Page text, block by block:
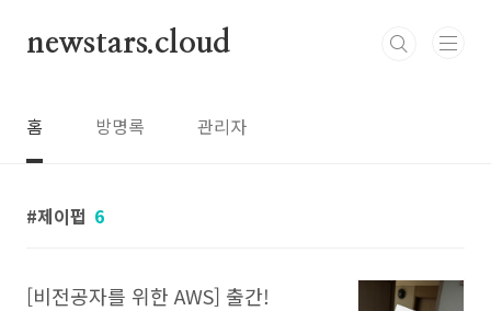
newstars.cloud
홈 방명록 관리자
제이펍 6
[비전공자를 위한 AWS] 출간!